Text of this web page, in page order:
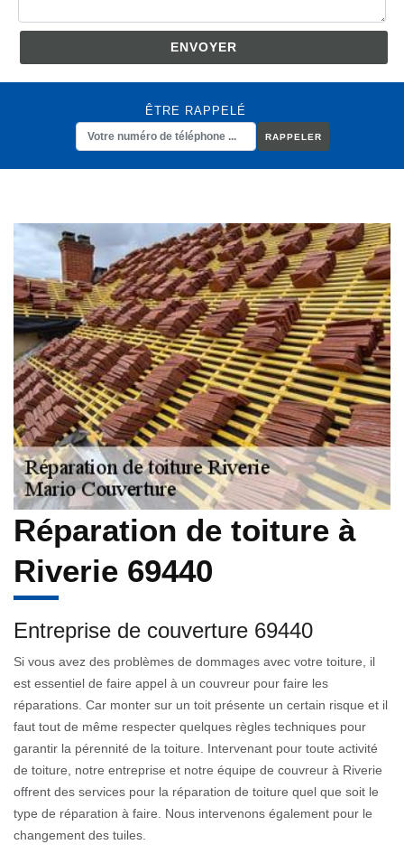
ÊTRE RAPPELÉ
Réparation de toiture à
Riverie 69440
Entreprise de couverture 69440
Si vous avez des problèmes de dommages avec votre toiture, il
est essentiel de faire appel à un couvreur pour faire les
réparations. Car monter sur un toit présente un certain risque et il
faut tout de même respecter quelques règles techniques pour
garantir la pérennité de la toiture. Intervenant pour toute activité
de toiture, notre entreprise et notre équipe de couvreur à Riverie
offrent des services pour la réparation de toiture quel que soit le
type de réparation à faire. Nous intervenons également pour le
changement des tuiles.